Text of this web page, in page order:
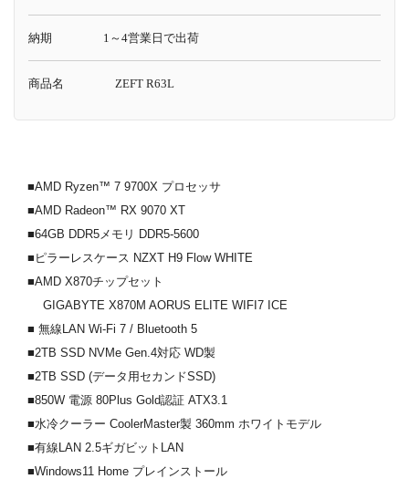
納期 1～4営業日で出荷
商品名 ZEFT R63L
■AMD Ryzen™ 7 9700X プロセッサ
■AMD Radeon™ RX 9070 XT
■64GB DDR5メモリ DDR5-5600
■ピラーレスケース NZXT H9 Flow WHITE
■AMD X870チップセット
GIGABYTE X870M AORUS ELITE WIFI7 ICE
■ 無線LAN Wi-Fi 7 / Bluetooth 5
■2TB SSD NVMe Gen.4対応 WD製
■2TB SSD (データ用セカンドSSD)
■850W 電源 80Plus Gold認証 ATX3.1
■水冷クーラー CoolerMaster製 360mm ホワイトモデル
■有線LAN 2.5ギガビットLAN
■Windows11 Home プレインストール